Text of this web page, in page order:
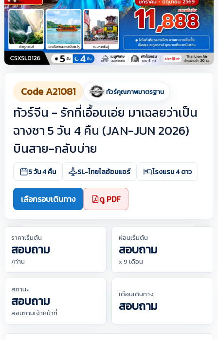
Code A21081 ทัวร์คุณภาพมาตรฐาน
ทัวร์จีน - รักที่เอื้อนเอ่ย มาเฉลยว่าเป็น
ฉางซา 5 วัน 4 คืน (JAN-JUN 2026)
บินสาย-กลับบ่าย
5 วัน 4 คืน SL-ไทยไลอ้อนแอร์ โรงแรม 4 ดาว
เลือกรอบเดินทาง ดู PDF
ราคาเริ่มต้น
สอบถาม
/ท่าน
ผ่อนเริ่มต้น
สอบถาม
x 9 เดือน
สถานะ
สอบถาม
สอบถามเจ้าหน้าที่
เดือนเดินทาง
สอบถาม